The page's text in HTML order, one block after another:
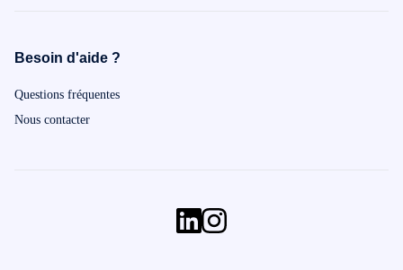
Besoin d'aide ?
Questions fréquentes
Nous contacter